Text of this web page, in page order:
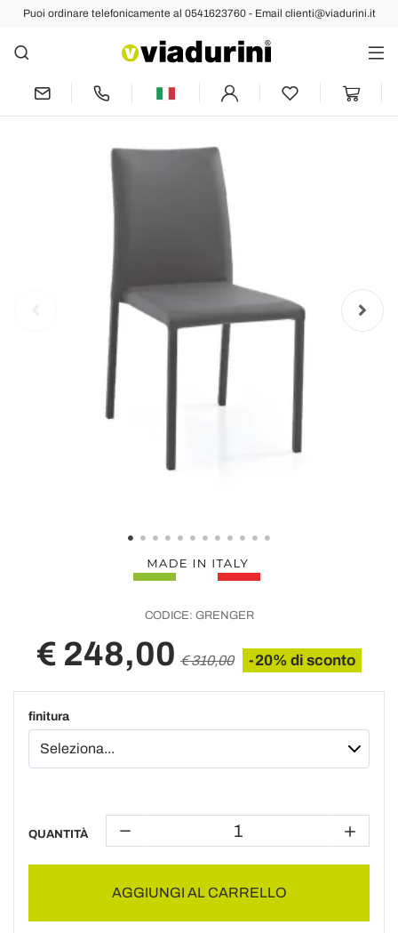
Puoi ordinare telefonicamente al 0541623760 - Email clienti@viadurini.it
Indietro Prec Succ
Sedia di Design Moderno Elegante in
Ecopelle Colorato da Salotto - Grenger
CODICE: GRENGER
€ 248,00 € 310,00 -20% di sconto
finitura
QUANTITÀ
AGGIUNGI AL CARRELLO